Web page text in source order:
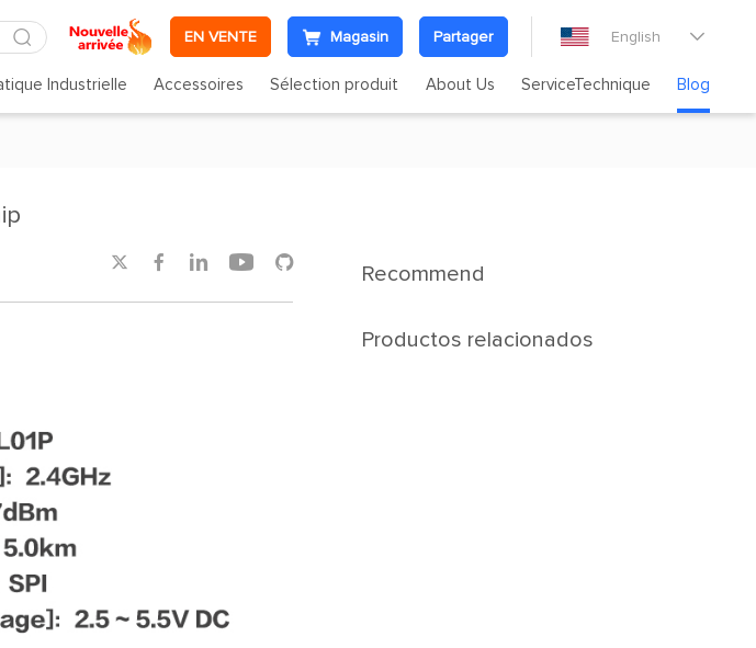
EN VENTE Magasin Partager English 
Industrielle Accessoires Sélection produit About Us ServiceTechnique Blog
    
Recommend
Productos relacionados